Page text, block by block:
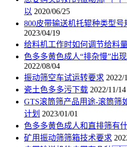
以 2020/06/25
800皮带输送机托辊种类型
2023/04/19
给料机工作时如何调节给料
色多多黄色成人“排杂慢”出
2022/08/04
振动筛空车试运转要求 2022/
瓷土色多多污下载 2022/11/14
GTS滚筒筛产品用途-滚筒筛
计划 2023/01/01
色多多黄色成人和直排筛有
矿用振动筛筛箱技术要求